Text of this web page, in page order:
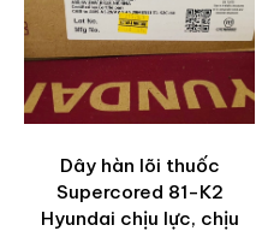
Dây hàn lõi thuốc
Supercored 81-K2
Hyundai chịu lực, chịu